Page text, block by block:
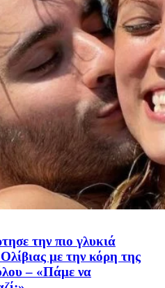
την πιο γλυκιά
με την κόρη της
– «Πάμε να